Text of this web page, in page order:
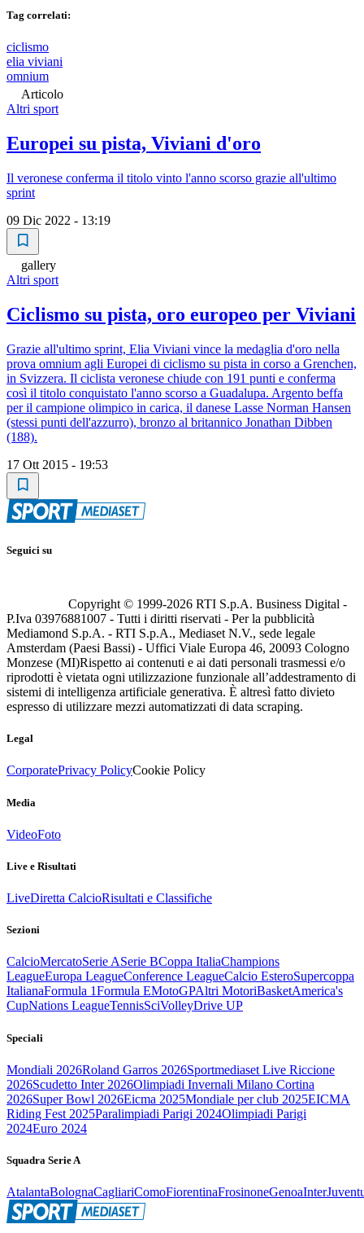
Tag correlati:
ciclismo
elia viviani
omnium
Articolo
Altri sport
Europei su pista, Viviani d'oro
Il veronese conferma il titolo vinto l'anno scorso grazie all'ultimo
sprint
09 Dic 2022 - 13:19
gallery
Altri sport
Ciclismo su pista, oro europeo per Viviani
Grazie all'ultimo sprint, Elia Viviani vince la medaglia d'oro nella
prova omnium agli Europei di ciclismo su pista in corso a Grenchen,
in Svizzera. Il ciclista veronese chiude con 191 punti e conferma
così il titolo conquistato l'anno scorso a Guadalupa. Argento beffa
per il campione olimpico in carica, il danese Lasse Norman Hansen
(stessi punti dell'azzurro), bronzo al britannico Jonathan Dibben
(188).
17 Ott 2015 - 19:53
Seguici su
Copyright © 1999-2026 RTI S.p.A. Business Digital -
P.Iva 03976881007 - Tutti i diritti riservati - Per la pubblicità
Mediamond S.p.A. - RTI S.p.A., Mediaset N.V., sede legale
Amsterdam (Paesi Bassi) - Uffici Viale Europa 46, 20093 Cologno
Monzese (MI)Rispetto ai contenuti e ai dati personali trasmessi e/o
riprodotti è vietata ogni utilizzazione funzionale all’addestramento di
sistemi di intelligenza artificiale generativa. È altresì fatto divieto
espresso di utilizzare mezzi automatizzati di data scraping.
Legal
CorporatePrivacy PolicyCookie Policy
Media
VideoFoto
Live e Risultati
LiveDiretta CalcioRisultati e Classifiche
Sezioni
CalcioMercatoSerie ASerie BCoppa ItaliaChampions
LeagueEuropa LeagueConference LeagueCalcio EsteroSupercoppa
ItalianaFormula 1Formula EMotoGPAltri MotoriBasketAmerica's
CupNations LeagueTennisSciVolleyDrive UP
Speciali
Mondiali 2026Roland Garros 2026Sportmediaset Live Riccione
2026Scudetto Inter 2026Olimpiadi Invernali Milano Cortina
2026Super Bowl 2026Eicma 2025Mondiale per club 2025EICMA
Riding Fest 2025Paralimpiadi Parigi 2024Olimpiadi Parigi
2024Euro 2024
Squadra Serie A
AtalantaBolognaCagliariComoFiorentinaFrosinoneGenoaInter